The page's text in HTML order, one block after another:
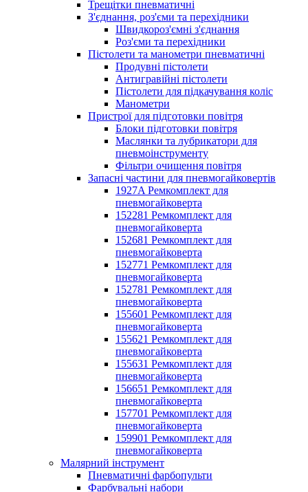
Трещітки пневматичні
З'єднання, роз'єми та перехідники
Швидкороз'ємні з'єднання
Роз'єми та перехідники
Пістолети та манометри пневматичні
Продувні пістолети
Антигравійні пістолети
Пістолети для підкачування коліс
Манометри
Пристрої для підготовки повітря
Блоки підготовки повітря
Маслянки та лубрикатори для
пневмоінструменту
Фільтри очищення повітря
Запасні частини для пневмогайковертів
1927A Ремкомплект для
пневмогайковерта
152281 Ремкомплект для
пневмогайковерта
152681 Ремкомплект для
пневмогайковерта
152771 Ремкомплект для
пневмогайковерта
152781 Ремкомплект для
пневмогайковерта
155601 Ремкомплект для
пневмогайковерта
155621 Ремкомплект для
пневмогайковерта
155631 Ремкомплект для
пневмогайковерта
156651 Ремкомплект для
пневмогайковерта
157701 Ремкомплект для
пневмогайковерта
159901 Ремкомплект для
пневмогайковерта
Малярний інструмент
Пневматичні фарбопульти
Фарбувальні набори